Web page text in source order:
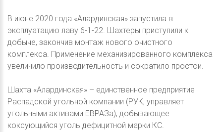
В июне 2020 года «Алардинская» запустила в
эксплуатацию лаву 6-1-22. Шахтеры приступили к
добыче, закончив монтаж нового очистного
комплекса. Применение механизированного комплекса
увеличило производительность и сократило простои.
Шахта «Алардинская» – единственное предприятие
Распадской угольной компании (РУК, управляет
угольными активами ЕВРАЗа), добывающее
коксующийся уголь дефицитной марки КС.